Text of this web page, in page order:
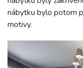
nábytku bylo potom
motivy.